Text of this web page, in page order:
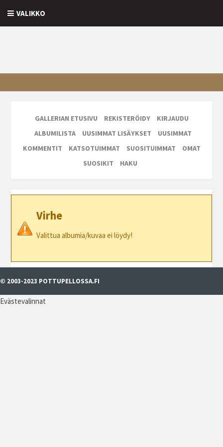
VALIKKO
GALLERIAN ETUSIVU REKISTERÖIDY
KIRJAUDU
ALBUMILISTA
UUSIMMAT LISÄYKSET
UUSIMMAT
KOMMENTIT
KATSOTUIMMAT SUOSITUIMMAT
OMAT
SUOSIKIT
HAKU
Virhe
Valittua albumia/kuvaa ei löydy!
© 2003-2023 POTTUPELLOSSA.FI
Evästevalinnat